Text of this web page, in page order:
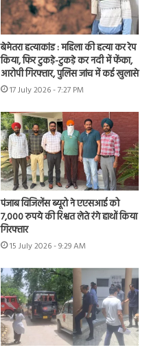
बेमेतरा हत्याकांड : महिला की हत्या कर रेप
किया, फिर टुकड़े-टुकड़े कर नदी में फेंका,
आरोपी गिरफ्तार, पुलिस जांच में कई खुलासे
17 July 2026 - 7:27 PM
पंजाब विजिलेंस ब्यूरो ने एएसआई को
7,000 रुपये की रिश्वत लेते रंगे हाथों किया
गिरफ्तार
15 July 2026 - 9:29 AM